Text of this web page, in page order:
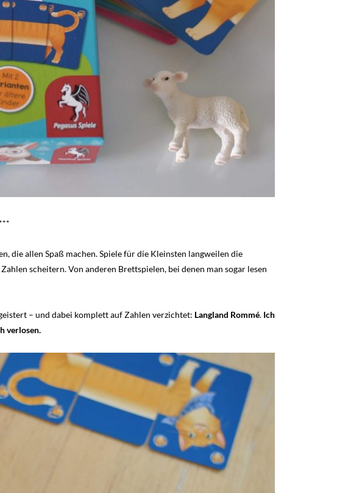
die allen Spaß machen. Spiele für die Kleinsten langweilen die
scheitern. Von anderen Brettspielen, bei denen man sogar lesen
– und dabei komplett auf Zahlen verzichtet: Langland Rommé. Ich
verlosen.